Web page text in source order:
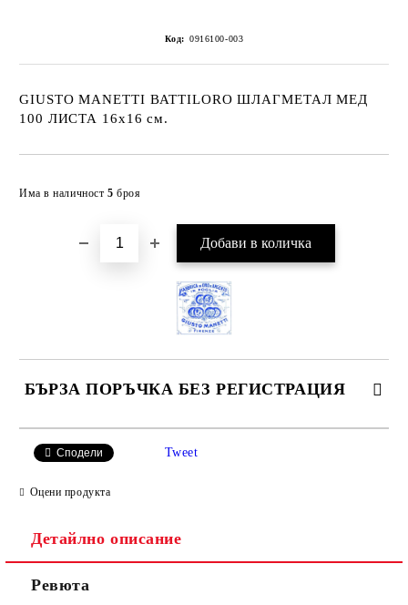
Код: 0916100-003
GIUSTO MANETTI BATTILORO ШЛАГМЕТАЛ МЕД
100 ЛИСТА 16x16 см.
Има в наличност 5 броя
БЪРЗА ПОРЪЧКА БЕЗ РЕГИСТРАЦИЯ
Сподели Tweet
Оцени продукта
Детайлно описание
Ревюта